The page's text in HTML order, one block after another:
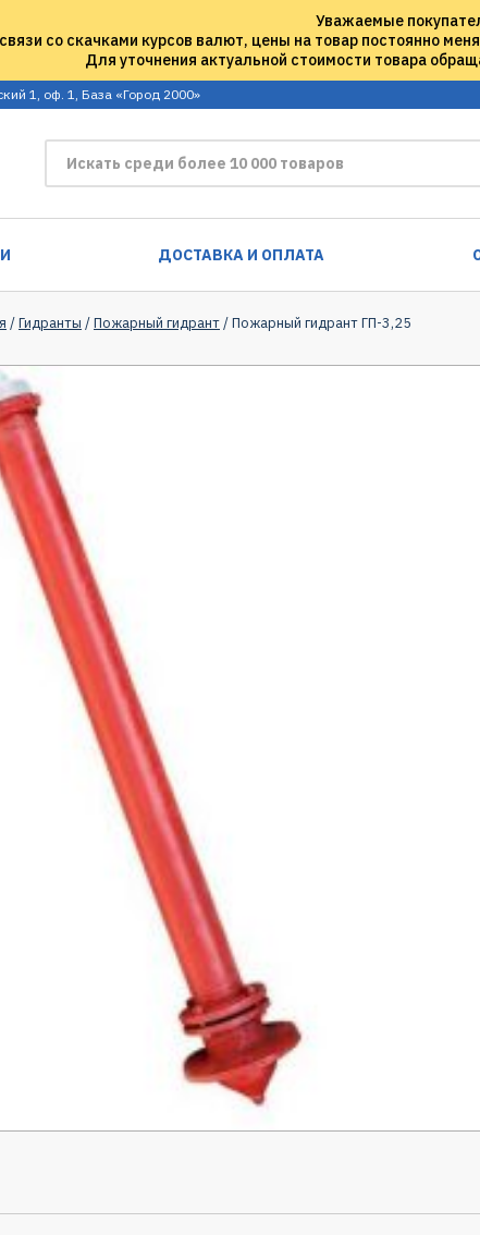
Уважаемые
со скачками курсов валют, цены на товар постоянно
Для уточнения актуальной стоимости товара
1, оф. 1, База «Город 2000»
ДОСТАВКА И ОПЛАТА
/Гидранты /Пожарный гидрант/ Пожарный гидрант ГП-3,25